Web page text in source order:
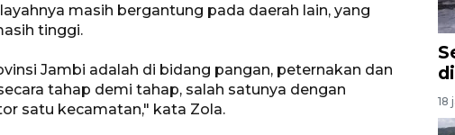
masih bergantung pada daerah lain, yang
tinggi.
Jambi adalah di bidang pangan, peternakan dan
tahap demi tahap, salah satunya dengan
satu kecamatan," kata Zola.
18